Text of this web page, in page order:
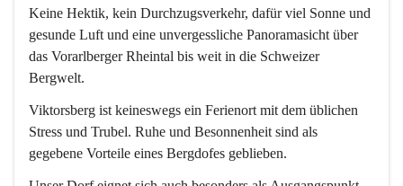
Keine Hektik, kein Durchzugsverkehr, dafür viel Sonne und
gesunde Luft und eine unvergessliche Panoramasicht über
das Vorarlberger Rheintal bis weit in die Schweizer
Bergwelt.
Viktorsberg ist keineswegs ein Ferienort mit dem üblichen
Stress und Trubel. Ruhe und Besonnenheit sind als
gegebene Vorteile eines Bergdofes geblieben.